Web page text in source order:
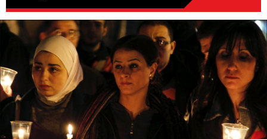
general-
context.jpg